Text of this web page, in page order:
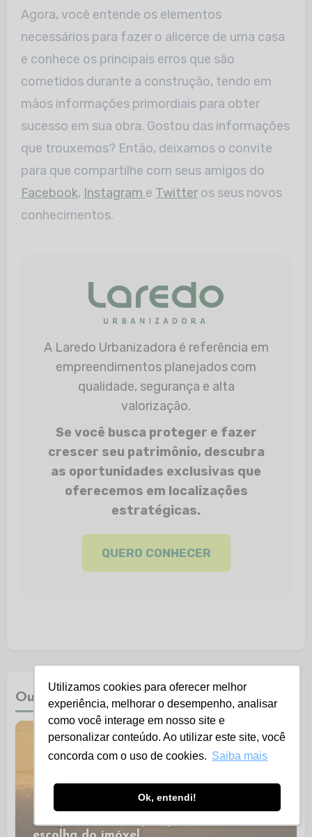
Utilizamos cookies para oferecer melhor
experiência, melhorar o desempenho, analisar
como você interage em nosso site e
personalizar conteúdo. Ao utilizar este site, você
concorda com o uso de cookies. Saiba mais
Ok, entendi!
Agora, você entende os elementos
necessários para fazer o alicerce de uma casa
e conhece os principais erros que são
cometidos durante a construção, tendo em
mãos informações primordiais para obter
sucesso em sua obra. Gostou das informações
que trouxemos? Então, deixamos o convite
para que compartilhe com seus amigos do
Facebook, Instagram e Twitteros seus novos
conhecimentos.
A Laredo Urbanizadora é referência em
empreendimentos planejados com
qualidade, segurança e alta
valorização.
Se você busca proteger e fazer
crescer seu patrimônio, descubra
as oportunidades exclusivas que
oferecemos em localizações
estratégicas.
QUERO CONHECER
Outros Artigos Que Você Pode Gostar!
A importância da posição solar na